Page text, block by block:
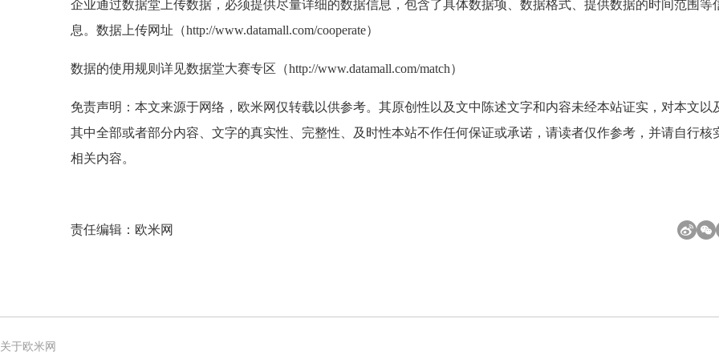
企业通过数据堂上传数据，必须提供尽量详细的数据信息，包含了具体数据项、数据格式、提供数据的时间范围等
息。数据上传网址（http://www.datamall.com/cooperate）
数据的使用规则详见数据堂大赛专区（http://www.datamall.com/match）
免责声明：本文来源于网络，欧米网仅转载以供参考。其原创性以及文中陈述文字和内容未经本站证实，对本文以
其中全部或者部分内容、文字的真实性、完整性、及时性本站不作任何保证或承诺，请读者仅作参考，并请自行核
相关内容。
责任编辑：欧米网
关于欧米网